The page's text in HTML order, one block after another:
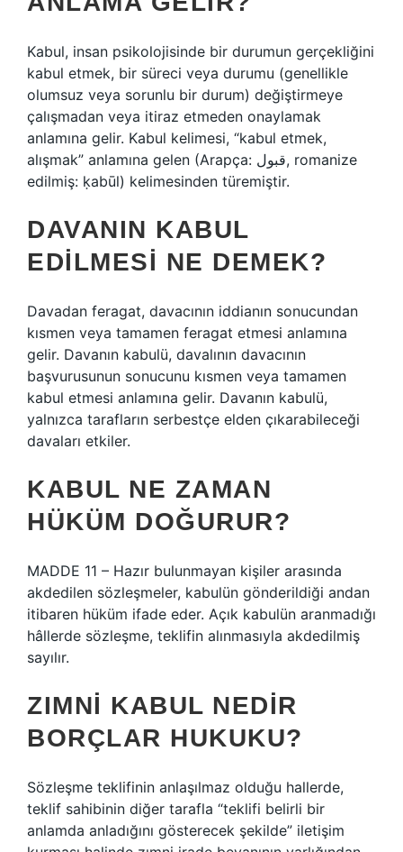
Kabul, insan psikolojisinde bir durumun gerçekliğini
kabul etmek, bir süreci veya durumu (genellikle
olumsuz veya sorunlu bir durum) değiştirmeye
çalışmadan veya itiraz etmeden onaylamak
anlamına gelir. Kabul kelimesi, “kabul etmek,
alışmak” anlamına gelen (Arapça: قبول‎, romanize
edilmiş: ḳabūl) kelimesinden türemiştir.
DAVANIN KABUL
EDILMESI NE DEMEK?
Davadan feragat, davacının iddianın sonucundan
kısmen veya tamamen feragat etmesi anlamına
gelir. Davanın kabulü, davalının davacının
başvurusunun sonucunu kısmen veya tamamen
kabul etmesi anlamına gelir. Davanın kabulü,
yalnızca tarafların serbestçe elden çıkarabileceği
davaları etkiler.
KABUL NE ZAMAN
HÜKÜM DOĞURUR?
MADDE 11 – Hazır bulunmayan kişiler arasında
akdedilen sözleşmeler, kabulün gönderildiği andan
itibaren hüküm ifade eder. Açık kabulün aranmadığı
hâllerde sözleşme, teklifin alınmasıyla akdedilmiş
sayılır.
ZIMNI KABUL NEDIR
BORÇLAR HUKUKU?
Sözleşme teklifinin anlaşılmaz olduğu hallerde,
teklif sahibinin diğer tarafla “teklifi belirli bir
anlamda anladığını gösterecek şekilde” iletişim